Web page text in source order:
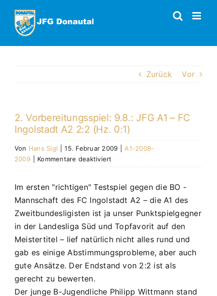
Inhalt
springen
Zurück Vor
2. Vorbereitungsspiel: 9.8.: JFG A1 – FC
Ingolstadt A2 2:2 (Hz. 0:1)
Von Hans Sigl 15. Februar 2009
A1-2008-
2009
Kommentare deaktiviert
9.8.:
JFG
A1
–
Ingolstadt
A2
2:2
Im ersten "richtigen" Testspiel gegen die BO -
Mannschaft des FC Ingolstadt A2 – die A1 des
Zweitbundesligisten ist ja unser Punktspielgegner
in der Landesliga Süd und Topfavorit auf den
Meistertitel – lief natürlich nicht alles rund und
gab es einige Abstimmungsprobleme, aber auch
gute Ansätze. Der Endstand von 2:2 ist als
gerecht zu bewerten.
Der junge B-Jugendliche Philipp Wittmann stand